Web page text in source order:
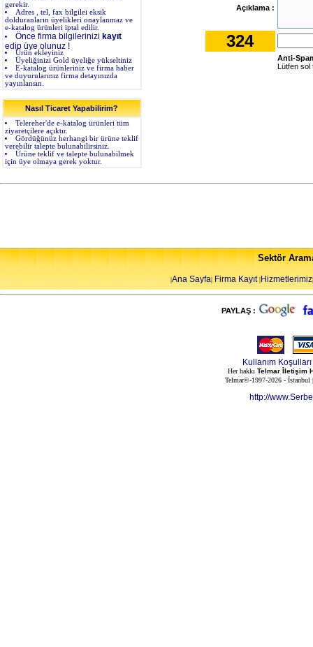
gerekir.
Adres , tel, fax bilgilei eksik
dolduranların üyelikleri onaylanmaz ve
e-katalog ürünleri iptal edilir.
Önce firma bilgilerinizi kayıt
edip üye olunuz !
Ürün ekleyiniz
Üyeliğinizi Gold üyeliğe yükseltiniz
E-katalog ürünleriniz ve firma haber
ve duyurularınız firma detayınızda
yayınlansın.
Nasıl Ticaret Yapabilirim?
Telereher'de e-katalog ürünleri tüm
ziyaretçilere açıktır.
Gördüğünüz herhangi bir ürüne teklif
verebilir talepte bulunabilirsiniz.
Ürüne teklif ve talepte bulunabilmek
için üye olmaya gerek yoktur.
Açıklama :
324
Anti-
Lütfen sol
Sektör
|Ana Sayfa| Firma Kayıt|Hizmetlerimiz|
PAYLAŞ :
Kullanım Koşulları
Her hakkı Telmar İletişim
Telmar©-1997-2026 -
http://